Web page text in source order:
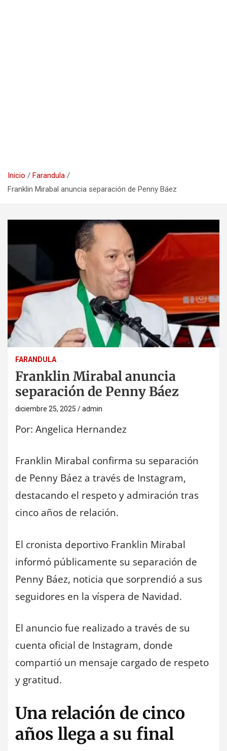
Inicio
Farandula
Franklin Mirabal anuncia separación de Penny Báez
FARANDULA
Franklin Mirabal anuncia
separación de Penny Báez
diciembre 25, 2025 admin
Por: Angelica Hernandez
Franklin Mirabal confirma su separación
de Penny Báez a través de Instagram,
destacando el respeto y admiración tras
cinco años de relación.
El cronista deportivo Franklin Mirabal
informó públicamente su separación de
Penny Báez, noticia que sorprendió a sus
seguidores en la víspera de Navidad.
El anuncio fue realizado a través de su
cuenta oficial de Instagram, donde
compartió un mensaje cargado de respeto
y gratitud.
Una relación de cinco
años llega a su final